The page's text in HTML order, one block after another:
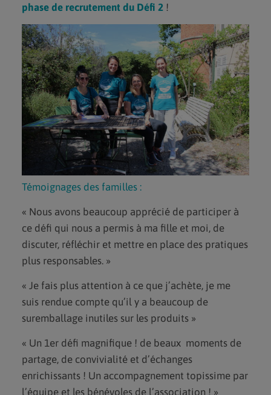
phase de recrutement du Défi 2!
Témoignages des familles :
« Nous avons beaucoup apprécié de participer à
ce défi qui nous a permis à ma fille et moi, de
discuter, réfléchir et mettre en place des pratiques
plus responsables. »
« Je fais plus attention à ce que j’achète, je me
suis rendue compte qu’il y a beaucoup de
suremballage inutiles sur les produits »
« Un 1er défi magnifique ! de beaux moments de
partage, de convivialité et d’échanges
enrichissants ! Un accompagnement topissime par
l’équipe et les bénévoles de l’association ! »